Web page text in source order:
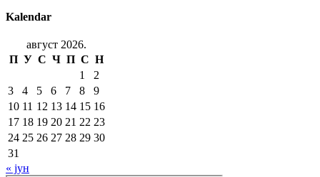
Kalendar
август 2026.
П У С Ч П С Н
1
2
3
4 5 6 7 8
9
10 11 12 13 14 15 16
17 18 19 20 21 22 23
24 25 26 27 28 29 30
31
« јун